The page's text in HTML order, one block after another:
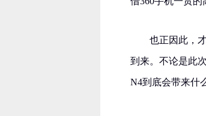
也正因此，
到来。不论是此
N4到底会带来什